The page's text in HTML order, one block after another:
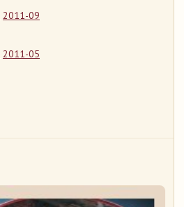
2011-09
2011-05